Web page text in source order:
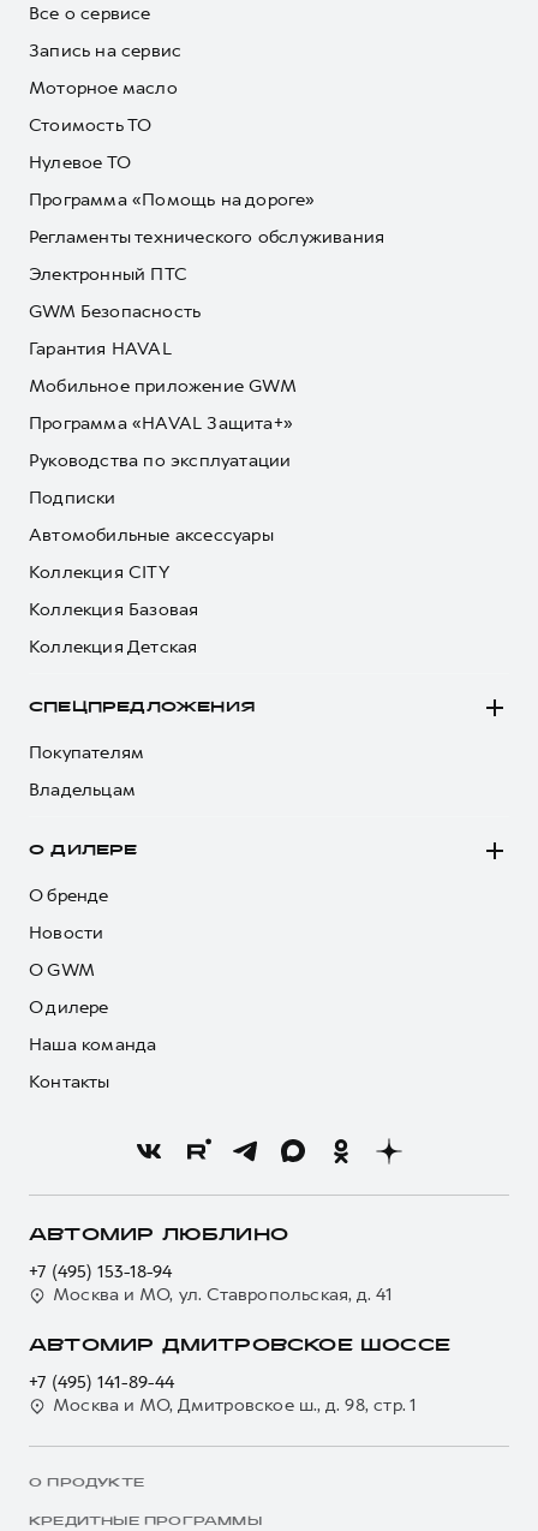
Все о сервисе
Запись на сервис
Моторное масло
Стоимость ТО
Нулевое ТО
Программа «Помощь на дороге»
Регламенты технического обслуживания
Электронный ПТС
GWM Безопасность
Гарантия HAVAL
Мобильное приложение GWM
Программа «HAVAL Защита+»
Руководства по эксплуатации
Подписки
Автомобильные аксессуары
Коллекция CITY
Коллекция Базовая
Коллекция Детская
СПЕЦПРЕДЛОЖЕНИЯ
Покупателям
Владельцам
О ДИЛЕРЕ
О бренде
Новости
О GWM
О дилере
Наша команда
Контакты
АВТОМИР ЛЮБЛИНО
+7 (495) 153-18-94
Москва и МО, ул. Ставропольская, д. 41
АВТОМИР ДМИТРОВСКОЕ ШОССЕ
+7 (495) 141-89-44
Москва и МО, Дмитровское ш., д. 98, стр. 1
О ПРОДУКТЕ
КРЕДИТНЫЕ ПРОГРАММЫ